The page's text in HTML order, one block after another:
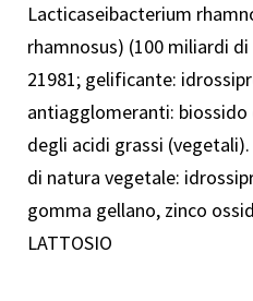
Lacticaseibacterium
rhamnosus) (100 miliardi
21981; gelificante:
antiagglomeranti: biossido
degli acidi grassi
di natura vegetale:
gomma gellano, zinco
LATTOSIO